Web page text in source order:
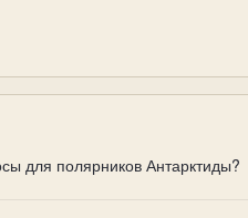
для полярников Антарктиды?